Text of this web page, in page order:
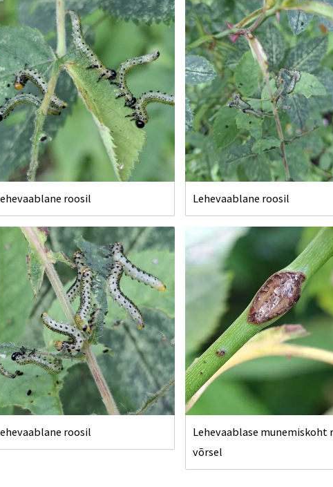
roosil Lehevaablane roosil
roosil
Lehevaablase munemiskoht
võrsel